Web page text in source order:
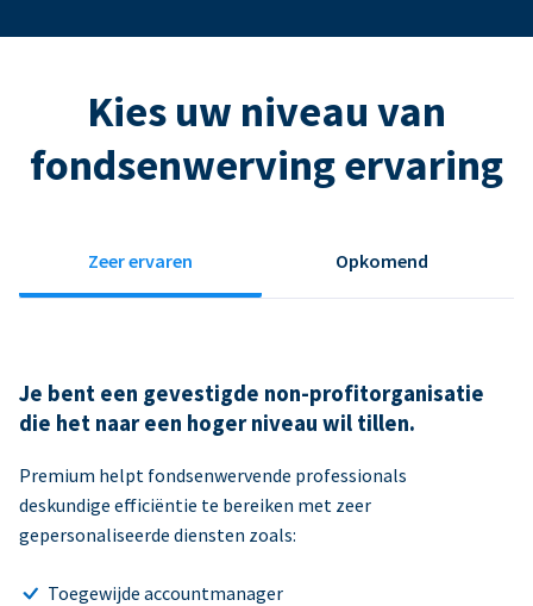
Kies uw niveau van
fondsenwerving ervaring
Zeer ervaren Opkomend
Je bent een gevestigde non-profitorganisatie
die het naar een hoger niveau wil tillen.
Premium helpt fondsenwervende professionals
deskundige efficiëntie te bereiken met zeer
gepersonaliseerde diensten zoals:
Toegewijde accountmanager